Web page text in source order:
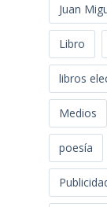
Juan
Libro
libros
Medios
poesía